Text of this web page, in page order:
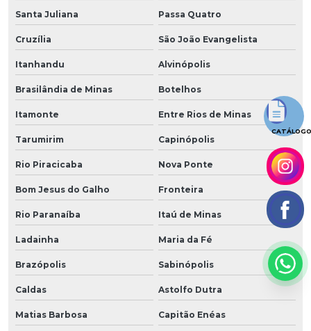
Santa Juliana Passa Quatro
Cruzília São João Evangelista
Itanhandu Alvinópolis
Brasilândia de Minas Botelhos
Itamonte Entre Rios de Minas
Tarumirim Capinópolis
Rio Piracicaba Nova Ponte
Bom Jesus do Galho Fronteira
Rio Paranaíba Itaú de Minas
Ladainha Maria da Fé
Brazópolis Sabinópolis
Caldas Astolfo Dutra
Matias Barbosa Capitão Enéas
CATÁLOGO